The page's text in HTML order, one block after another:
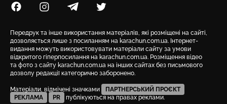
Посилання на Facebook
Посилання на Instagram
Посилання на Telegram
Посилання на Twitter
Передрук та інше використання матеріалів, які розміщені на сайті,
дозволяється лише з посиланням на karachun.com.ua. Інтернет-
видання можуть використовувати матеріали сайту за умови
відкритого гіперпосилання на karachun.com.ua. Розміщення відео
та фото з сайту karachun.com.ua на інших сайтах без письмового
дозволу редакції категорично заборонено.
Матеріали, відмічені значками
ПАРТНЕРСЬКИЙ ПРОЄКТ
РЕКЛАМА
PR публікуються на правах реклами.